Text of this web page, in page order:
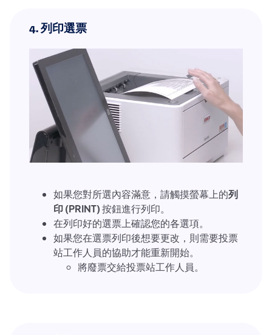
4.列印選票
如果您對所選內容滿意，請觸摸螢幕上的列
印 (PRINT)按鈕進行列印。
在列印好的選票上確認您的各選項。
如果您在選票列印後想要更改，則需要投票
站工作人員的協助才能重新開始。
將廢票交給投票站工作人員。